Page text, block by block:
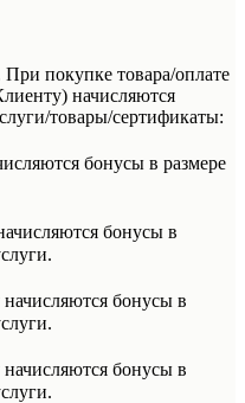
покупке товара/оплате
начисляются
товары/сертификаты:
бонусы в размере
бонусы в
бонусы в
бонусы в